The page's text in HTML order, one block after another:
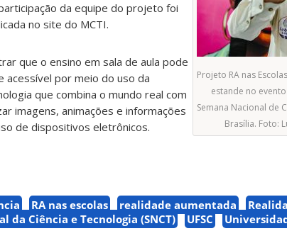
Projeto RA nas
estande no
Semana Nacional de
Brasília. Foto:
da equipe do projeto foi
no site do MCTI.
que o ensino em sala de aula pode
por meio do uso da
que combina o mundo real com
imagens, animações e informações
de dispositivos eletrônicos.
RA nas escolas realidade aumentada
da Ciência e Tecnologia (SNCT) UFSC